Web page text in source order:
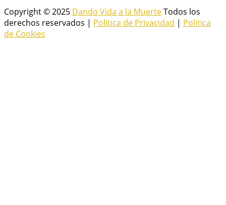
Copyright © 2025 Dando Vida a la MuerteTodos los
derechos reservados | Politica de Privacidad | Politica
de Cookies